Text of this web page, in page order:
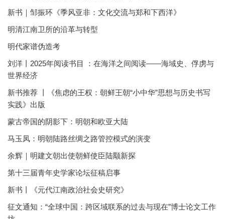
新书｜邹振环《季风亚非：文化交流与郑和下西洋》
明清江南卫所的沿革与转型
明代家谱伪造考
刘洋丨2025年阅读书目 ：在海洋之间阅读——海域史、俘虏与
世界经济
新书推荐 丨《焦虑的王权：朝鲜王朝“小中华”思想与历史书写
实践》出版
蒙古帝国的阴影下：明朝和欧亚大陆
马玉凤：明朝陆路丝绸之路管控模式的演变
余辉｜明建文朝出使朝鲜使臣陆颙新探
第十三届青年史学家论坛征稿启事
新书丨《元代江南政治社会史研究》
征文通知：“全球中国：跨区域联系的过去与现在”博士论文工作